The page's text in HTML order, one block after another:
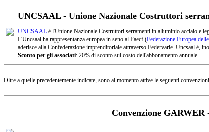
UNCSAAL - Unione Nazionale Costruttori
UNCSAAL è l'Unione Nazionale Costruttori serramenti in alluminio acciaio e
L'Uncsaal ha rappresentanza europea in seno al Faecf (Federazione Europea
aderisce alla Confederazione imprenditoriale attraverso Federvarie. Uncsaal è,
Sconto per gli associati: 20% di sconto sul costo dell'abbonamento annuale
Oltre a quelle precedentemente indicate, sono al momento attive le seguenti
Convenzione GARWER